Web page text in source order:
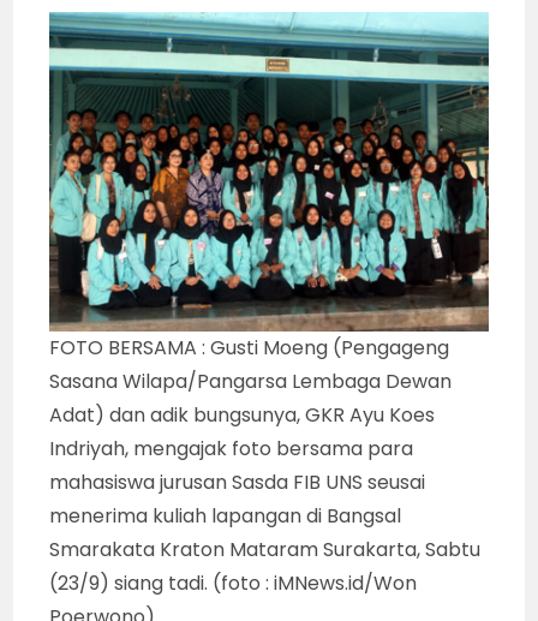
FOTO BERSAMA : Gusti Moeng (Pengageng
Sasana Wilapa/Pangarsa Lembaga Dewan
Adat) dan adik bungsunya, GKR Ayu Koes
Indriyah, mengajak foto bersama para
mahasiswa jurusan Sasda FIB UNS seusai
menerima kuliah lapangan di Bangsal
Smarakata Kraton Mataram Surakarta, Sabtu
(23/9) siang tadi. (foto : iMNews.id/Won